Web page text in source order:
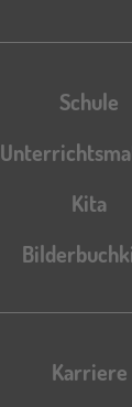
Schule
Kita
Karriere